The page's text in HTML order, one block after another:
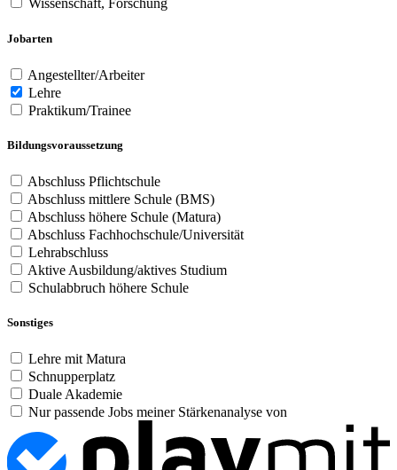
Wissenschaft, Forschung
Jobarten
Angestellter/Arbeiter
Lehre
Praktikum/Trainee
Bildungsvoraussetzung
Abschluss Pflichtschule
Abschluss mittlere Schule (BMS)
Abschluss höhere Schule (Matura)
Abschluss Fachhochschule/Universität
Lehrabschluss
Aktive Ausbildung/aktives Studium
Schulabbruch höhere Schule
Sonstiges
Lehre mit Matura
Schnupperplatz
Duale Akademie
Nur passende Jobs meiner Stärkenanalyse von